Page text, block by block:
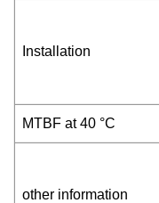
Installation
MTBF at 40 °C
other information